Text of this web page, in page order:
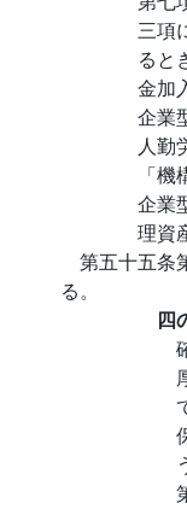
三項
ると
金加
企業
人勤
「
企業
理資
第五十五条
る。
四